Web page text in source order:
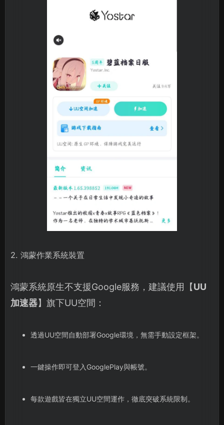
2. 鴻蒙作業系統裝置
鴻蒙系統原生不支援Google服務，建議使用【UU
加速器】旗下UU空間：
透過UU空間自動部署Google環境，無需手動設定框架。
一鍵操作即可登入GooglePlay與帳號。
每款遊戲皆在獨立UU空間運作，徹底突破系統限制。